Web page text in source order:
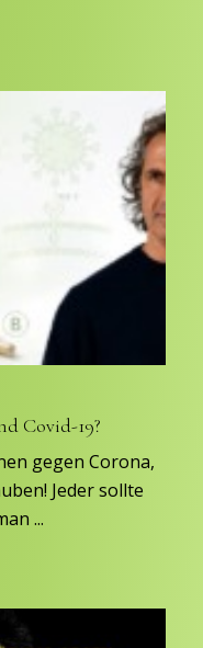
Covid-19?
gegen Corona,
Jeder sollte
...